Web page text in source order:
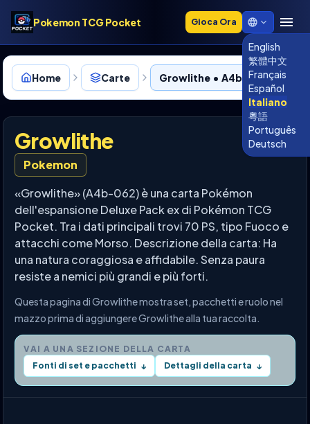
Pokemon TCG Pocket Gioca Ora
English
繁體中文
Français
Español
Italiano
粵語
Português
Deutsch
Home Carte Growlithe • A4b-062
Growlithe
Pokemon
«Growlithe» (A4b-062) è una carta Pokémon
dell'espansione Deluxe Pack ex di Pokémon TCG
Pocket. Tra i dati principali trovi 70 PS, tipo Fuoco e
attacchi come Morso. Descrizione della carta: Ha
una natura coraggiosa e affidabile. Senza paura
resiste a nemici più grandi e più forti.
Questa pagina di Growlithe mostra set, pacchetti e ruolo nel
mazzo prima di aggiungere Growlithe alla tua raccolta.
VAI A UNA SEZIONE DELLA CARTA
Fonti di set e pacchetti ↓ Dettagli della carta ↓